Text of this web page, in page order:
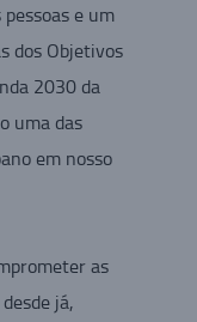
e um
dos Objetivos
2030 da
uma das
em nosso
as
já,